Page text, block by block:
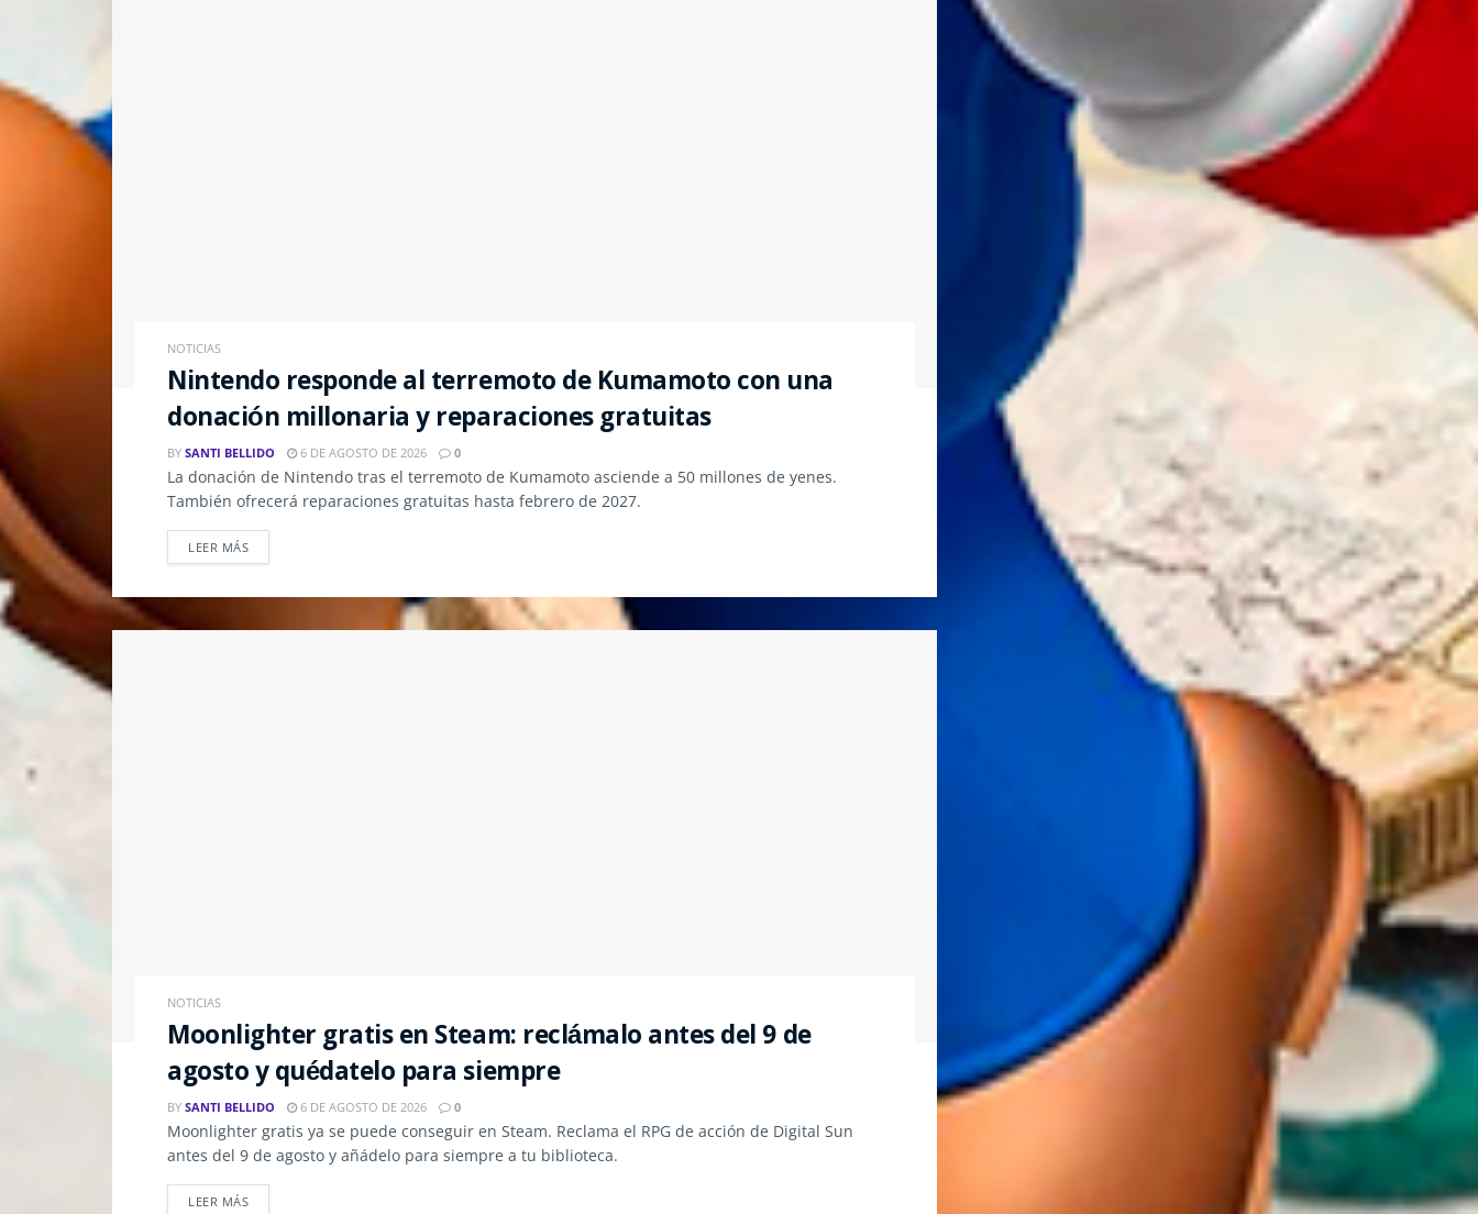
NOTICIAS
Nintendo responde al terremoto de Kumamoto con una
donación millonaria y reparaciones gratuitas
BY SANTI BELLIDO 6 DE AGOSTO DE 2026 0
La donación de Nintendo tras el terremoto de Kumamoto asciende a 50 millones de yenes.
También ofrecerá reparaciones gratuitas hasta febrero de 2027.
LEER MÁS
NOTICIAS
Moonlighter gratis en Steam: reclámalo antes del 9 de
agosto y quédatelo para siempre
BY SANTI BELLIDO 6 DE AGOSTO DE 2026 0
Moonlighter gratis ya se puede conseguir en Steam. Reclama el RPG de acción de Digital Sun
antes del 9 de agosto y añádelo para siempre a tu biblioteca.
LEER MÁS